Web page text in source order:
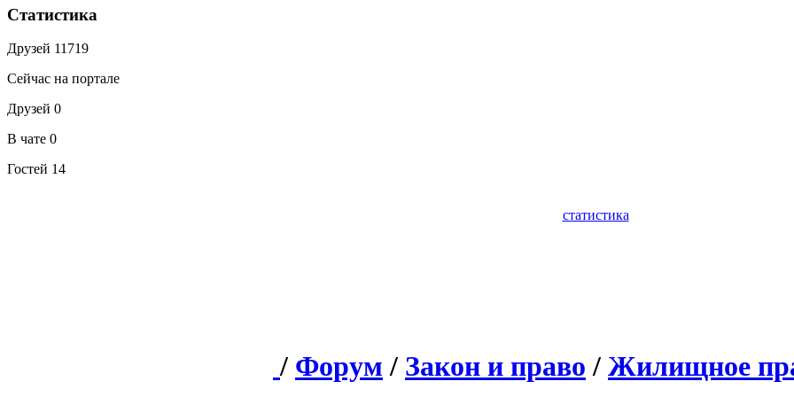
Статистика
Друзей 11719
Сейчас на портале
Друзей 0
В чате 0
Гостей 14
статистика
/ Форум / Закон и право / Жилищное